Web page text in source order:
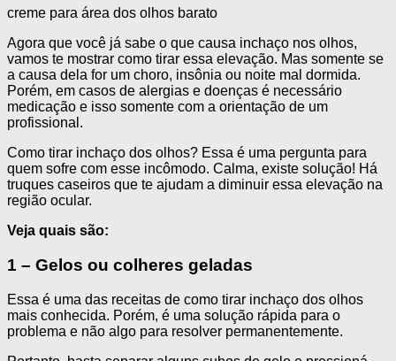
creme para área dos olhos barato
Agora que você já sabe o que causa inchaço nos olhos,
vamos te mostrar como tirar essa elevação. Mas somente se
a causa dela for um choro, insônia ou noite mal dormida.
Porém, em casos de alergias e doenças é necessário
medicação e isso somente com a orientação de um
profissional.
Como tirar inchaço dos olhos? Essa é uma pergunta para
quem sofre com esse incômodo. Calma, existe solução! Há
truques caseiros que te ajudam a diminuir essa elevação na
região ocular.
Veja quais são:
1 – Gelos ou colheres geladas
Essa é uma das receitas de como tirar inchaço dos olhos
mais conhecida. Porém, é uma solução rápida para o
problema e não algo para resolver permanentemente.